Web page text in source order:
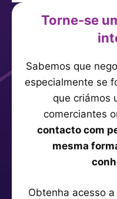
Torne-se
Sabemos que
especialmente se
que criámos
comerciantes
contacto com
mesma
Obtenha acesso